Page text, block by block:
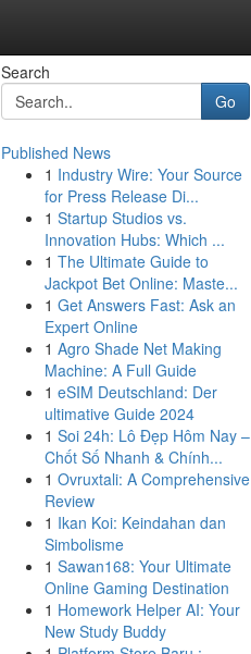
Search
Go
Published News
1 Industry Wire: Your Source
for Press Release Di...
1 Startup Studios vs.
Innovation Hubs: Which ...
1 The Ultimate Guide to
Jackpot Bet Online: Maste...
1 Get Answers Fast: Ask an
Expert Online
1 Agro Shade Net Making
Machine: A Full Guide
1 eSIM Deutschland: Der
ultimative Guide 2024
1 Soi 24h: Lô Đẹp Hôm Nay –
Chốt Số Nhanh & Chính...
1 Ovruxtali: A Comprehensive
Review
1 Ikan Koi: Keindahan dan
Simbolisme
1 Sawan168: Your Ultimate
Online Gaming Destination
1 Homework Helper AI: Your
New Study Buddy